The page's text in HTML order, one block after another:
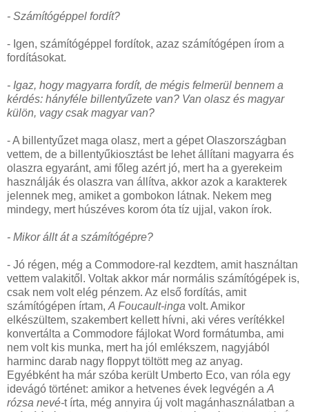
- Számítógéppel fordít?
- Igen, számítógéppel fordítok, azaz számítógépen írom a
fordításokat.
- Igaz, hogy magyarra fordít, de mégis felmerül bennem a
kérdés: hányféle billentyűzete van? Van olasz és magyar
külön, vagy csak magyar van?
- A billentyűzet maga olasz, mert a gépet Olaszországban
vettem, de a billentyűkiosztást be lehet állítani magyarra és
olaszra egyaránt, ami főleg azért jó, mert ha a gyerekeim
használják és olaszra van állítva, akkor azok a karakterek
jelennek meg, amiket a gombokon látnak. Nekem meg
mindegy, mert húszéves korom óta tíz ujjal, vakon írok.
- Mikor állt át a számítógépre?
- Jó régen, még a Commodore-ral kezdtem, amit használtan
vettem valakitől. Voltak akkor már normális számítógépek is,
csak nem volt elég pénzem. Az első fordítás, amit
számítógépen írtam, A Foucault-inga volt. Amikor
elkészültem, szakembert kellett hívni, aki véres verítékkel
konvertálta a Commodore fájlokat Word formátumba, ami
nem volt kis munka, mert ha jól emlékszem, nagyjából
harminc darab nagy floppyt töltött meg az anyag.
Egyébként ha már szóba került Umberto Eco, van róla egy
idevágó történet: amikor a hetvenes évek legvégén a A
rózsa nevé-t írta, még annyira új volt magánhasználatban a